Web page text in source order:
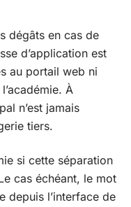
dégâts en cas de
d’application est
au portail web ni
À
n’est jamais
tiers.
si cette séparation
cas échéant, le mot
depuis l’interface de